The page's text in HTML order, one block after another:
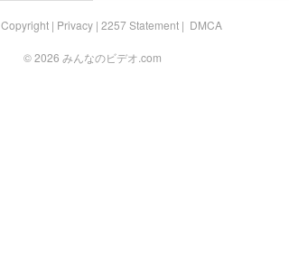
Copyright| Privacy| 2257 Statement| DMCA
© 2026 みんなのビデオ.com